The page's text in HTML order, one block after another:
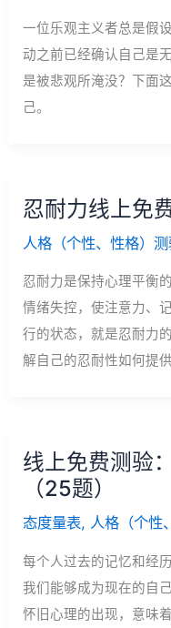
一位乐观主义者总是假
动之前已经确认自己是
是被悲观所淹没？下面
己。
忍耐力线上免
人格（个性、性格）
忍耐力是保持心理平衡
情绪失控，使注意力、
行的状态，就是忍耐力
解自己的忍耐性如何提供
线上免费测验
（25题）
态度量表, 人格（个性
每个人过去的记忆和经
我们能够成为现在的自
怀旧心理的出现，意味